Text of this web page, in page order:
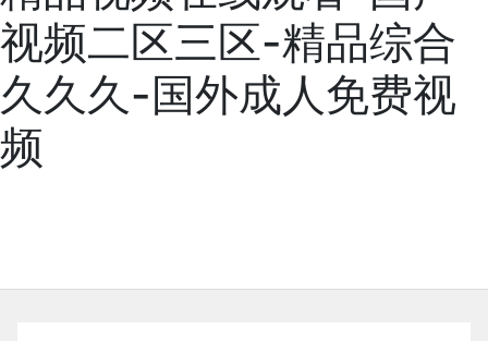
视频二区三区-精品综合
久久久-国外成人免费视
频